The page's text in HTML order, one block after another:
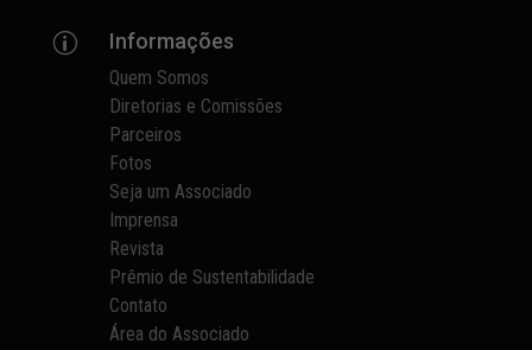
p Informações
Quem Somos
Diretorias e Comissões
Parceiros
Fotos
Seja um Associado
Imprensa
Revista
Prêmio de Sustentabilidade
Contato
Área do Associado